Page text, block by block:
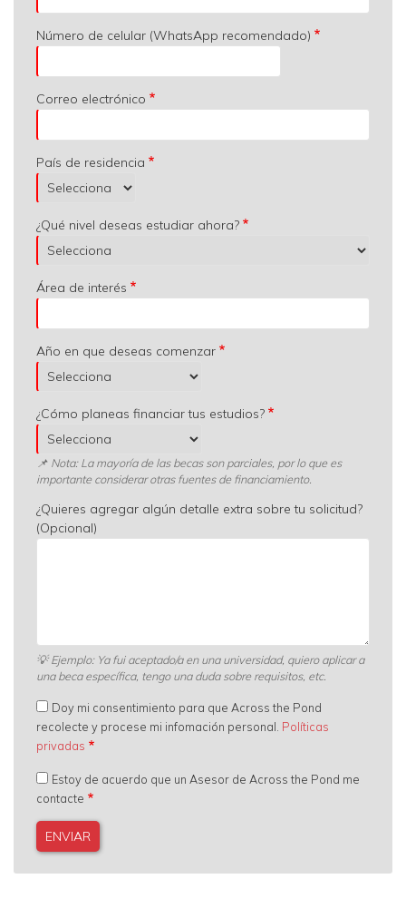
Número de celular (WhatsApp recomendado)
Correo electrónico
País de residencia
¿Qué nivel deseas estudiar ahora?
Área de interés
Año en que deseas comenzar
¿Cómo planeas financiar tus estudios?
📌 Nota: La mayoría de las becas son parciales, por lo que es
importante considerar otras fuentes de financiamiento.
¿Quieres agregar algún detalle extra sobre tu solicitud?
(Opcional)
💡Ejemplo: Ya fui aceptado/a en una universidad, quiero aplicar a
una beca específica, tengo una duda sobre requisitos, etc.
Doy mi consentimiento para que Across the Pond
recolecte y procese mi infomación personal. Políticas
privadas
Estoy de acuerdo que un Asesor de Across the Pond me
contacte